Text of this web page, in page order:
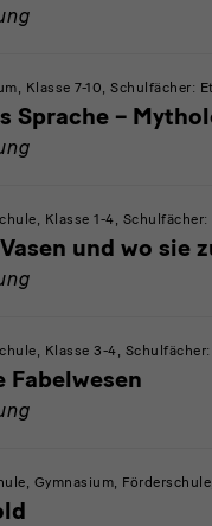
Klasse 7-10, Schulfächer:
Sprache –
Klasse 1-4, Schulfächer:
und wo sie
Klasse 3-4,
Gymnasium,